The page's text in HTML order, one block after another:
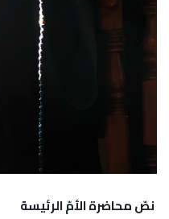
نصّ محاضرة الأمّ الرئيسة